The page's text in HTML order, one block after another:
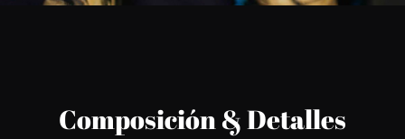
Composición & Detalles